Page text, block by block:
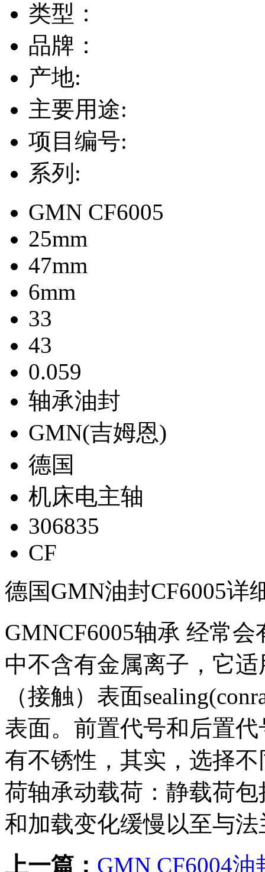
类型：
品牌：
产地:
主要用途:
项目编号:
系列:
GMN CF6005
25mm
47mm
6mm
33
43
0.059
轴承油封
GMN(吉姆恩)
德国
机床电主轴
306835
CF
德国GMN油封CF6005详
GMNCF6005轴承 经常
中不含有金属离子，它
（接触）表面
表面。前置代号和后置
有不锈性，其实，选择
荷轴承动载荷：静载荷
和加载变化缓慢以至与
上一篇： GMN CF6004油